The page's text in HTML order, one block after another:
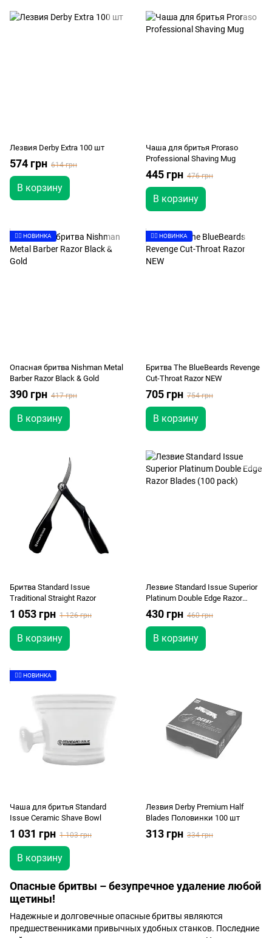
Лезвия Derby Extra 100 шт
574 грн 614 грн
В корзину
Чаша для бритья Proraso
Professional Shaving Mug
445 грн 476 грн
В корзину
👉🏻 НОВИНКА
Опасная бритва Nishman Metal
Barber Razor Black & Gold
390 грн 417 грн
В корзину
👉🏻 НОВИНКА
Бритва The BlueBeards Revenge
Cut-Throat Razor NEW
705 грн 754 грн
В корзину
Бритва Standard Issue
Traditional Straight Razor
1 053 грн 1 126 грн
В корзину
Лезвие Standard Issue Superior
Platinum Double Edge Razor
Blades (100 pack)
430 грн 460 грн
В корзину
👉🏻 НОВИНКА
Чаша для бритья Standard
Issue Ceramic Shave Bowl
1 031 грн 1 103 грн
В корзину
Лезвия Derby Premium Half
Blades Половинки 100 шт
313 грн 334 грн
Опасные бритвы – безупречное удаление любой
щетины!
Надежные и долговечные опасные бритвы являются
предшественниками привычных удобных станков. Последние